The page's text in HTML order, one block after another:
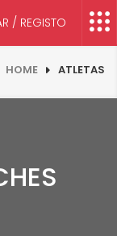
/ REGISTO
HOME ATLETAS